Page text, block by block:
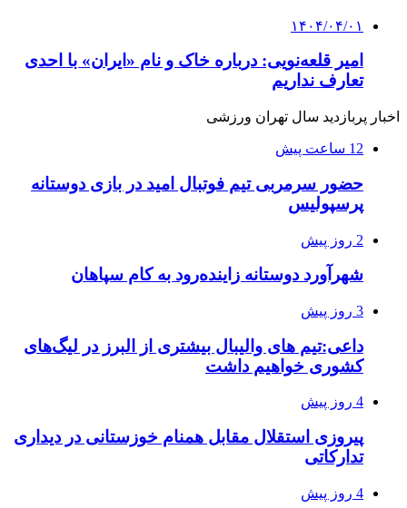
۱۴۰۴/۰۴/۰۱
امیر قلعه‌نویی: درباره خاک و نام «ایران» با احدی
تعارف نداریم
اخبار پربازدید سال تهران ورزشی
12 ساعت پیش
حضور سرمربی تیم فوتبال امید در بازی دوستانه
پرسپولیس
2 روز پیش
شهرآورد دوستانه زاینده‌رود به کام سپاهان
3 روز پیش
داعی:تیم های والیبال بیشتری از البرز در لیگ‌های
کشوری خواهیم داشت
4 روز پیش
پیروزی استقلال مقابل همنام خوزستانی در دیداری
تدارکاتی
4 روز پیش